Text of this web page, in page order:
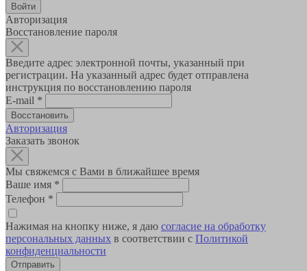
Авторизация
Восстановление пароля
Введите адрес электронной почты, указанный при
регистрации. На указанный адрес будет отправлена
инструкция по восстановлению пароля
E-mail *
Авторизация
Заказать звонок
Мы свяжемся с Вами в ближайшее время
Ваше имя *
Телефон *
Нажимая на кнопку ниже, я даю согласие на обработку
персональных данных в соответствии с Политикой
конфиденциальности